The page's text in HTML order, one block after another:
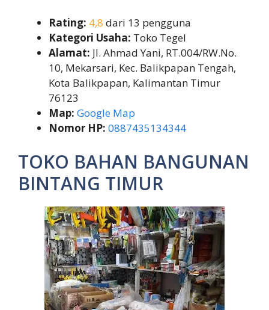
Rating: 4,8 dari 13 pengguna
Kategori Usaha: Toko Tegel
Alamat: Jl. Ahmad Yani, RT.004/RW.No.
10, Mekarsari, Kec. Balikpapan Tengah,
Kota Balikpapan, Kalimantan Timur
76123
Map: Google Map
Nomor HP: 0887435134344
TOKO BAHAN BANGUNAN
BINTANG TIMUR